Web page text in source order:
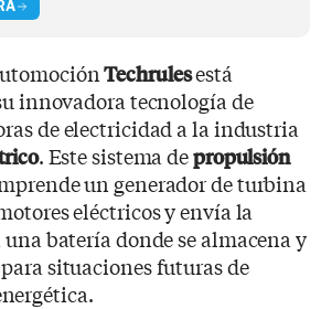
Techrulesestá
innovadora tecnología de
de electricidad a la industria
. Este sistema depropulsión
un generador de turbina
eléctricos y envía la
batería donde se almacena y
situaciones futuras de